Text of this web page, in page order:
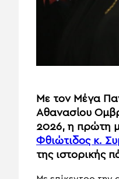
Με τον Μέγα
Αθανασίου
2026, η πρώτη
Φθιώτιδος κ.
της ιστορικής